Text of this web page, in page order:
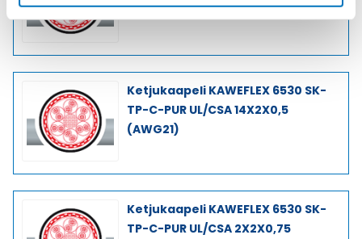
(AWG21)
Ketjukaapeli KAWEFLEX 6530 SK-
TP-C-PUR UL/CSA 14X2X0,5
(AWG21)
Ketjukaapeli KAWEFLEX 6530 SK-
TP-C-PUR UL/CSA 2X2X0,75